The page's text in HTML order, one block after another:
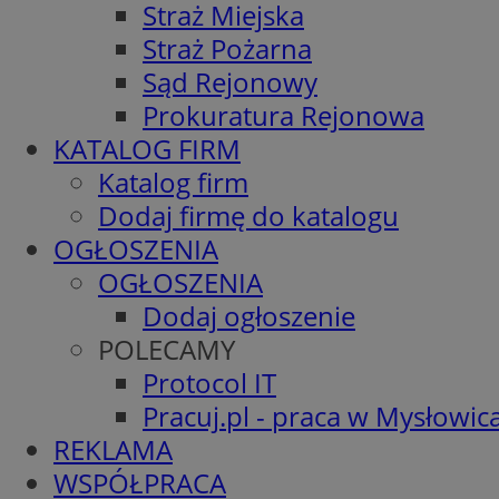
Straż Miejska
Straż Pożarna
Sąd Rejonowy
Prokuratura Rejonowa
KATALOG FIRM
Katalog firm
Dodaj firmę do katalogu
OGŁOSZENIA
OGŁOSZENIA
Dodaj ogłoszenie
POLECAMY
Protocol IT
Pracuj.pl - praca w
REKLAMA
WSPÓŁPRACA